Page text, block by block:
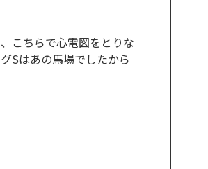
こちらで心電図をとりな
Sはあの馬場でしたから